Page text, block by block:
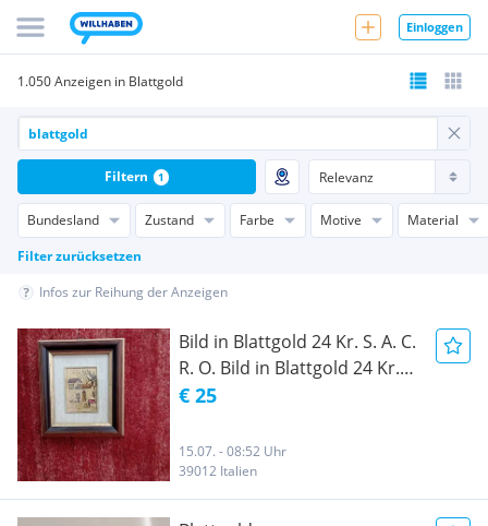
Einloggen
1.050 Anzeigen in Blattgold
Bundesland Zustand Farbe Motive
Material
Filter zurücksetzen
Filtern 1
Infos zur Reihung der Anzeigen
Bild in Blattgold 24 Kr. S. A. C.
R. O. Bild in Blattgold 24 Kr.
Handgemalt auf Blattgold
€ 25
15.07. - 08:52 Uhr
39012 Italien